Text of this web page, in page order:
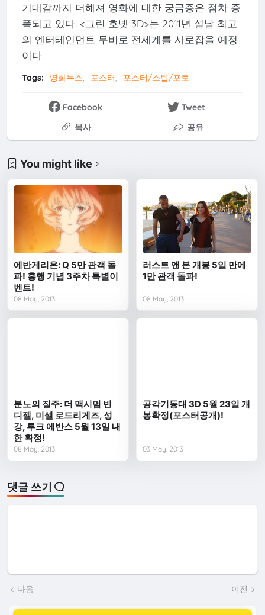
기대감까지 더해져 영화에 대한 궁금증은 점차 증
폭되고 있다. <그린 호넷 3D>는 2011년 설날 최고
의 엔터테인먼트 무비로 전세계를 사로잡을 예정
이다.
Tags: 영화뉴스 포스터 포스터/스틸/포토
Facebook
Tweet
복사
공유
You might like
에반게리온: Q 5만 관객 돌
파! 흥행 기념 3주차 특별이
벤트!
08 May, 2013
러스트 앤 본 개봉 5일 만에
1만 관객 돌파!
08 May, 2013
분노의 질주: 더 맥시멈 빈
디젤, 미셀 로드리게즈, 성
강, 루크 에반스 5월 13일 내
한 확정!
08 May, 2013
공각기동대 3D 5월 23일 개
봉확정(포스터공개)!
03 May, 2013
댓글 쓰기
다음 이전